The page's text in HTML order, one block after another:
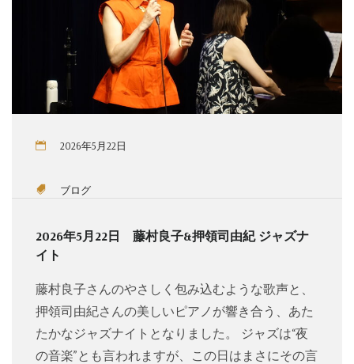
2026年5月22日
ブログ
2026年5月22日 藤村良子&押領司由紀 ジャズナ
イト
藤村良子さんのやさしく包み込むような歌声と、
押領司由紀さんの美しいピアノが響き合う、あた
たかなジャズナイトとなりました。 ジャズは“夜
の音楽”とも言われますが、この日はまさにその言